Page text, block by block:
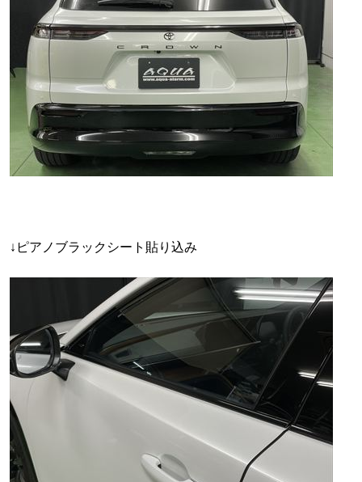
↓ピアノブラックシート貼り込み